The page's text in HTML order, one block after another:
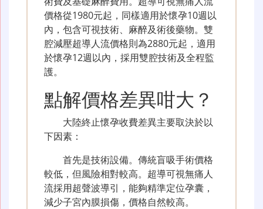
價格從1980元起，同樣適用於懷孕10週以
內，包含可視技術、麻醉及術後藥物。雙
腔減壓超導人流價格則為2880元起，適用
於懷孕12週以內，採用雙腔技術及全程監
護。
點解價格差異咁大？
大陸終止懷孕收費差異主要取決於以
下因素：
首先是技術設備。傳統盲吸手術價格
較低，但風險相對較高。超導可視無痛人
流採用超聲波導引，能夠精準定位孕囊，
減少子宮內膜損傷，價格自然較高。